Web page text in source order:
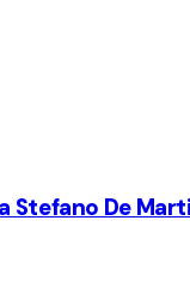
Stefano De